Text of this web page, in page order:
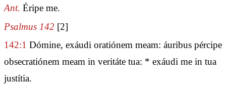
Ant. Éripe me.
Psalmus 142 [2]
142:1 Dómine, exáudi oratiónem meam: áuribus pércipe
obsecratiónem meam in veritáte tua: * exáudi me in tua
justítia.